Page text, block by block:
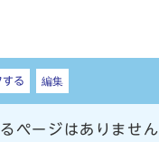
する 編集
ページはありません